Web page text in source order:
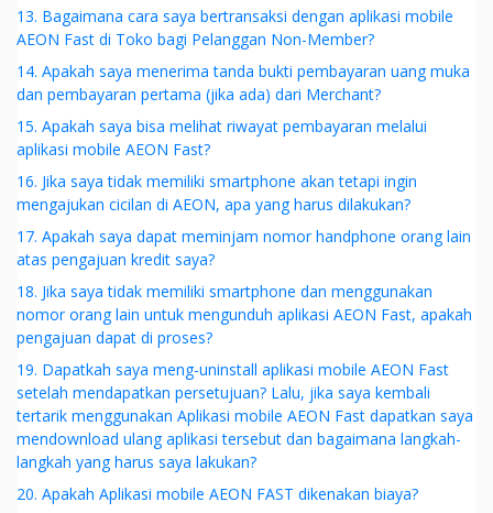
13. Bagaimana cara saya bertransaksi dengan aplikasi mobile
AEON Fast di Toko bagi Pelanggan Non-Member?
14. Apakah saya menerima tanda bukti pembayaran uang muka
dan pembayaran pertama (jika ada) dari Merchant?
15. Apakah saya bisa melihat riwayat pembayaran melalui
aplikasi mobile AEON Fast?
16. Jika saya tidak memiliki smartphone akan tetapi ingin
mengajukan cicilan di AEON, apa yang harus dilakukan?
17. Apakah saya dapat meminjam nomor handphone orang lain
atas pengajuan kredit saya?
18. Jika saya tidak memiliki smartphone dan menggunakan
nomor orang lain untuk mengunduh aplikasi AEON Fast, apakah
pengajuan dapat di proses?
19. Dapatkah saya meng-uninstall aplikasi mobile AEON Fast
setelah mendapatkan persetujuan? Lalu, jika saya kembali
tertarik menggunakan Aplikasi mobile AEON Fast dapatkan saya
mendownload ulang aplikasi tersebut dan bagaimana langkah-
langkah yang harus saya lakukan?
20. Apakah Aplikasi mobile AEON FAST dikenakan biaya?